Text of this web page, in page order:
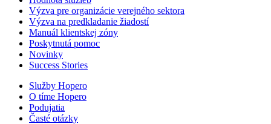
Výzva pre organizácie verejného sektora
Výzva na predkladanie žiadostí
Manuál klientskej zóny
Poskytnutá pomoc
Novinky
Success Stories
Služby Hopero
O tíme Hopero
Podujatia
Časté otázky